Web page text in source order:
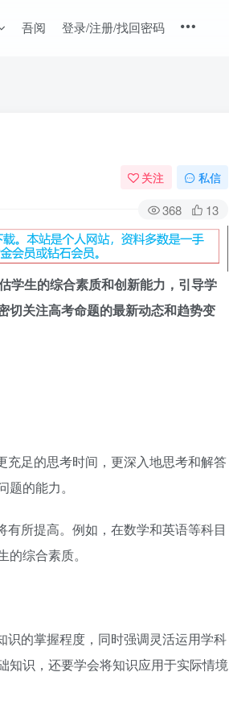
吾阅 登录/注册/找回密码
关注 私信
368 13
学生的综合素质和创新能力，引导学
切关注高考命题的最新动态和趋势变
充足的思考时间，更深入地思考和解答
的能力。
有所提高。例如，在数学和英语等科目
综合素质。
识的掌握程度，同时强调灵活运用学科
知识，还要学会将知识应用于实际情境